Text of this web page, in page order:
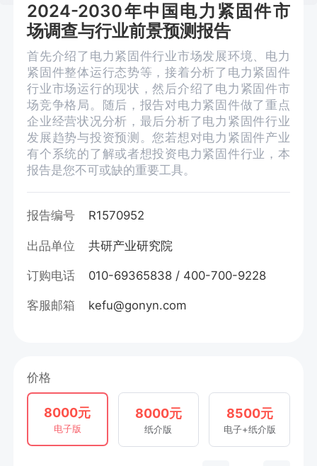
2024-2030年中国电力紧固件市
场调查与行业前景预测报告
首先介绍了电力紧固件行业市场发展环境、电力
紧固件整体运行态势等，接着分析了电力紧固件
行业市场运行的现状，然后介绍了电力紧固件市
场竞争格局。随后，报告对电力紧固件做了重点
企业经营状况分析，最后分析了电力紧固件行业
发展趋势与投资预测。您若想对电力紧固件产业
有个系统的了解或者想投资电力紧固件行业，本
报告是您不可或缺的重要工具。
报告编号 R1570952
出品单位 共研产业研究院
订购电话 010-69365838 / 400-700-9228
客服邮箱 kefu@gonyn.com
价格
8000元
电子版
8000元
纸介版
8500元
电子+纸介版